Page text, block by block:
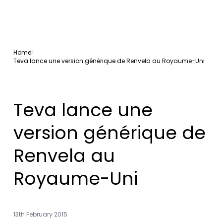
Home
Teva lance une version générique de Renvela au Royaume-Uni
Teva lance une
version générique de
Renvela au
Royaume-Uni
13th February 2015